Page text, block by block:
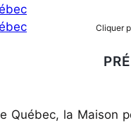
Cliquer
la Maison